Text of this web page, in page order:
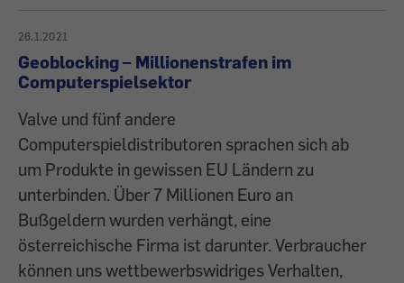
26.1.2021
Geoblocking – Millionenstrafen im
Computerspielsektor
Valve und fünf andere
Computerspieldistributoren sprachen sich ab
um Produkte in gewissen EU Ländern zu
unterbinden. Über 7 Millionen Euro an
Bußgeldern wurden verhängt, eine
österreichische Firma ist darunter. Verbraucher
können uns wettbewerbswidriges Verhalten,